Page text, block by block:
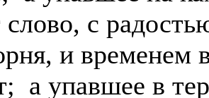
с
и временем
а упавшее в